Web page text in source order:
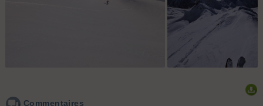
Commentaires